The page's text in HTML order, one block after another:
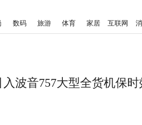
数码 旅游 体育 家居 互联网
波音757大型全货机保时